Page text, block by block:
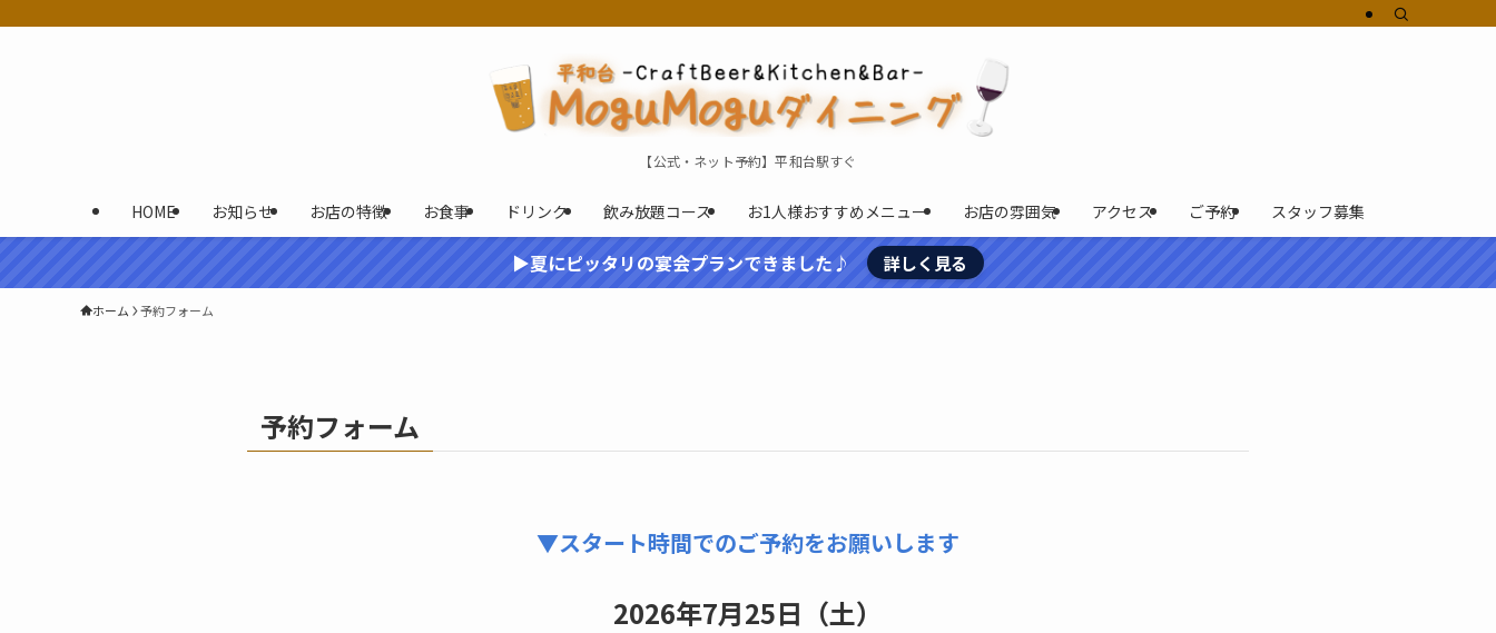
【公式・ネット予約】平和台駅すぐ
HOME お知らせ お店の特徴 お食事 ドリンク 飲み放題コース お1人様おすすめメニュー お店の雰囲気 アクセス ご予約 スタッフ募集
▶夏にピッタリの宴会プランできました♪ 詳しく見る
ホーム 予約フォーム
予約フォーム
▼スタート時間でのご予約をお願いします
2026年7月25日（土）